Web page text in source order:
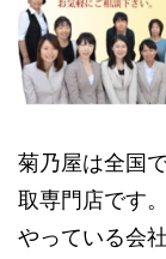
菊乃屋は全国
取専門店です
やっている会